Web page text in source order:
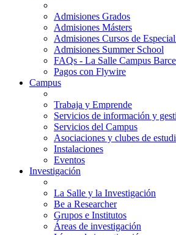
Admisiones Grados
Admisiones Másters
Admisiones Cursos de
Admisiones Summer School
FAQs - La Salle Campus
Pagos con Flywire
Campus
Trabaja y Emprende
Servicios de información y
Servicios del Campus
Asociaciones y clubes de
Instalaciones
Eventos
Investigación
La Salle y la Investigación
Be a Researcher
Grupos e Institutos
Áreas de investigación